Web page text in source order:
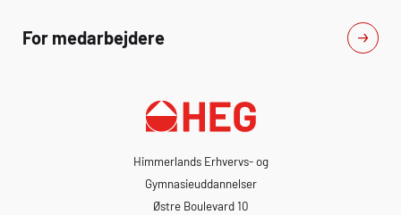
For medarbejdere
Himmerlands Erhvervs- og
Gymnasieuddannelser
Østre Boulevard 10